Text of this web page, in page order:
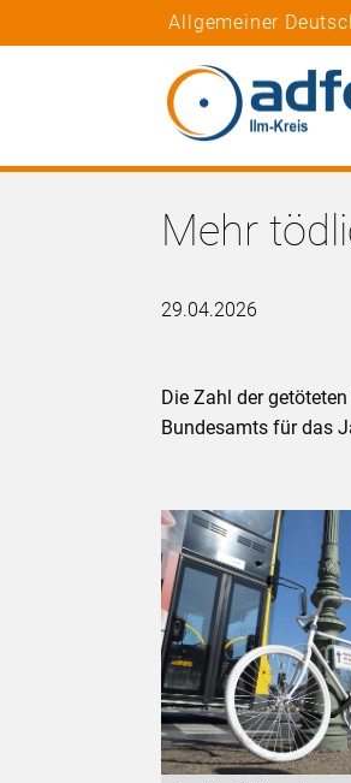
Allgemeiner
Mehr
29.04.2026
Die Zahl der
Bundesamts für das